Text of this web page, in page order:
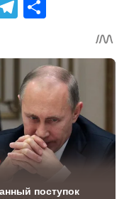
Telegram